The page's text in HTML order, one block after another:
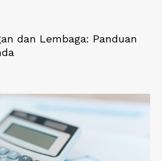
dan Lembaga: Panduan